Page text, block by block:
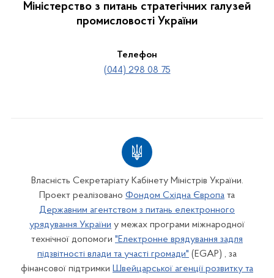
Міністерство з питань стратегічних галузей
промисловості України
Телефон
(044) 298 08 75
Власність Секретаріату Кабінету Міністрів України.
Проект реалізовано Фондом Східна Європа та
Державним агентством з питань електронного
урядування України у межах програми міжнародної
технічної допомоги "Електронне врядування задля
підзвітності влади та участі громади" (EGAP) , за
фінансової підтримки Швейцарської агенції розвитку та